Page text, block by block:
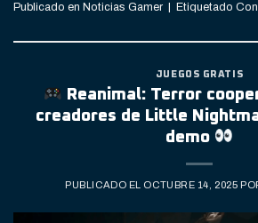
Publicado en Noticias Gamer Etiquetado
JUEGOS GRATIS
Reanimal: Terror
creadores de Little
demo
PUBLICADO EL OCTUBRE 14, 2025